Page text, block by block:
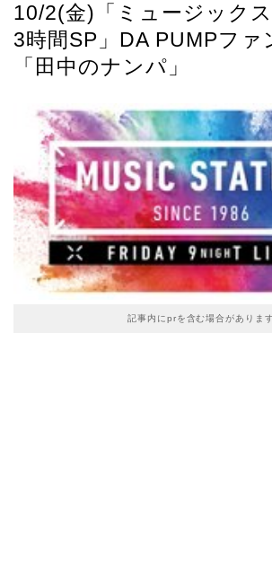
10/2(金)「ミュージック
3時間SP」DA PUMPファ
「田中のナンパ」
記事内にprを含む場合がありま